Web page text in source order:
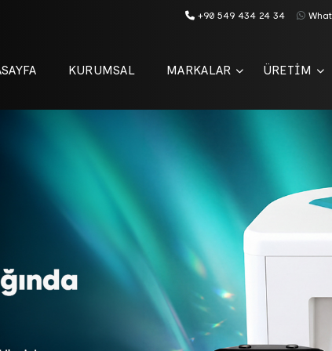
+90 549 434 24 34
KURUMSAL MARKALAR ÜRETİM